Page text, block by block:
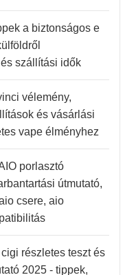
a biztonságos e
szállítási idők
vélemény,
és vásárlási
vape élményhez
porlasztó
útmutató,
csere, aio
részletes teszt és
2025 - tippek,